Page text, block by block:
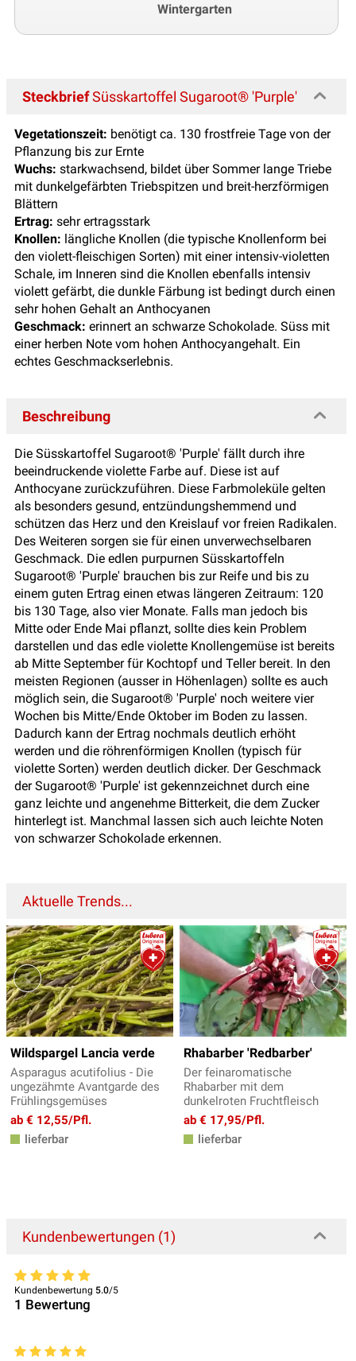
Wintergarten
SteckbriefSüsskartoffel Sugaroot® 'Purple'
Vegetationszeit: benötigt ca. 130 frostfreie Tage von der
Pflanzung bis zur Ernte
Wuchs: starkwachsend, bildet über Sommer lange Triebe
mit dunkelgefärbten Triebspitzen und breit-herzförmigen
Blättern
Ertrag: sehr ertragsstark
Knollen: längliche Knollen (die typische Knollenform bei
den violett-fleischigen Sorten) mit einer intensiv-violetten
Schale, im Inneren sind die Knollen ebenfalls intensiv
violett gefärbt, die dunkle Färbung ist bedingt durch einen
sehr hohen Gehalt an Anthocyanen
Geschmack: erinnert an schwarze Schokolade. Süss mit
einer herben Note vom hohen Anthocyangehalt. Ein
echtes Geschmackserlebnis.
Beschreibung
Die Süsskartoffel Sugaroot® 'Purple' fällt durch ihre
beeindruckende violette Farbe auf. Diese ist auf
Anthocyane zurückzuführen. Diese Farbmoleküle gelten
als besonders gesund, entzündungshemmend und
schützen das Herz und den Kreislauf vor freien Radikalen.
Des Weiteren sorgen sie für einen unverwechselbaren
Geschmack. Die edlen purpurnen Süsskartoffeln
Sugaroot® 'Purple' brauchen bis zur Reife und bis zu
einem guten Ertrag einen etwas längeren Zeitraum: 120
bis 130 Tage, also vier Monate. Falls man jedoch bis
Mitte oder Ende Mai pflanzt, sollte dies kein Problem
darstellen und das edle violette Knollengemüse ist bereits
ab Mitte September für Kochtopf und Teller bereit. In den
meisten Regionen (ausser in Höhenlagen) sollte es auch
möglich sein, die Sugaroot® 'Purple' noch weitere vier
Wochen bis Mitte/Ende Oktober im Boden zu lassen.
Dadurch kann der Ertrag nochmals deutlich erhöht
werden und die röhrenförmigen Knollen (typisch für
violette Sorten) werden deutlich dicker. Der Geschmack
der Sugaroot® 'Purple' ist gekennzeichnet durch eine
ganz leichte und angenehme Bitterkeit, die dem Zucker
hinterlegt ist. Manchmal lassen sich auch leichte Noten
von schwarzer Schokolade erkennen.
Aktuelle Trends...
Wildspargel Lancia verde
Asparagus acutifolius - Die
ungezähmte Avantgarde des
Frühlingsgemüses
ab € 12,55/Pfl.
lieferbar
Rhabarber 'Redbarber'
Der feinaromatische
Rhabarber mit dem
dunkelroten Fruchtfleisch
ab € 17,95/Pfl.
lieferbar
Kundenbewertungen (1)
Kundenbewertung 5.0/5
1 Bewertung